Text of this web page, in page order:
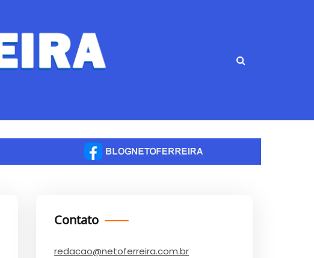
Contato
redacao@netoferreira.com.br